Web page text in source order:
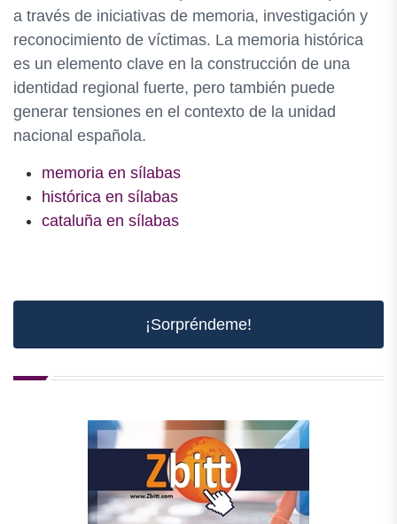
a través de iniciativas de memoria, investigación y
reconocimiento de víctimas. La memoria histórica
es un elemento clave en la construcción de una
identidad regional fuerte, pero también puede
generar tensiones en el contexto de la unidad
nacional española.
memoria en sílabas
histórica en sílabas
cataluña en sílabas
¡Sorpréndeme!